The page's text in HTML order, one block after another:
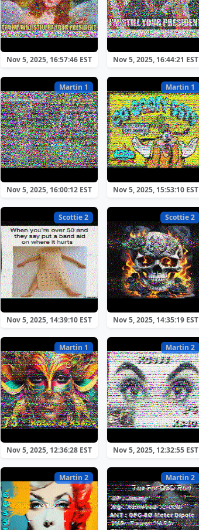
Nov 5, 2025, 16:57:46 EST Nov 5, 2025, 16:44:21 EST
Martin 1
Nov 5, 2025, 16:00:12 EST
Martin 1
Nov 5, 2025, 15:53:10 EST
Scottie 2
Nov 5, 2025, 14:39:10 EST
Scottie 2
Nov 5, 2025, 14:35:19 EST
Martin 1
Nov 5, 2025, 12:36:28 EST
Martin 2
Nov 5, 2025, 12:32:55 EST
Martin 2 Martin 2